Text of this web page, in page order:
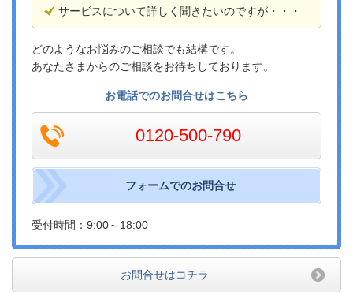
サービスについて詳しく聞きたいのですが・・・
どのようなお悩みのご相談でも結構です。
あなたさまからのご相談をお待ちしております。
お電話でのお問合せはこちら
0120-500-790
フォームでのお問合せ
受付時間：9:00～18:00
お問合せはコチラ